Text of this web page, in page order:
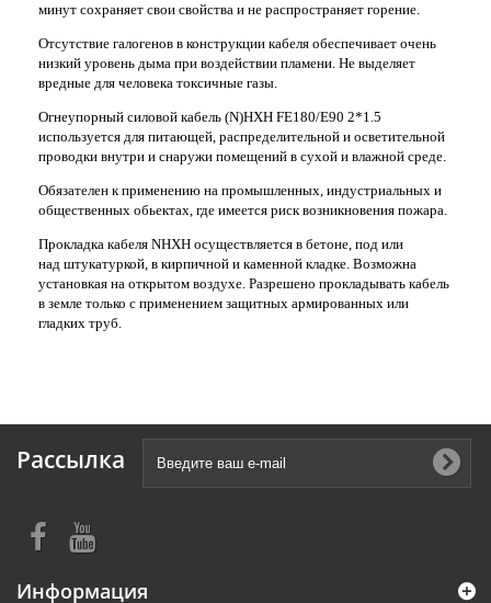
минут сохраняет свои свойства и не распространяет горение.
Отсутствие галогенов в конструкции кабеля обеспечивает очень
низкий уровень дыма при воздействии пламени. Не выделяет
вредные для человека токсичные газы.
Огнеупорный силовой кабель (N)HXH FE180/E90 2*1.5
используется для питающей, распределительной и осветительной
проводки внутри и снаружи помещений в сухой и влажной среде.
Обязателен к применению на промышленных, индустриальных и
общественных обьектах, где имеется риск возникновения пожара.
Прокладка кабеля NHXH осуществляется в бетоне, под или
над штукатуркой, в кирпичной и каменной кладке. Возможна
установкая на открытом воздухе. Разрешено прокладывать кабель
в земле только с применением защитных армированных или
гладких труб.
Рассылка
Информация